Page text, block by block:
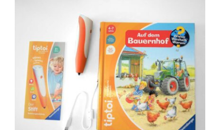
tiptoi Starter-Set (Stift und Bauernhof-
Buch) mit Aufladefunktion